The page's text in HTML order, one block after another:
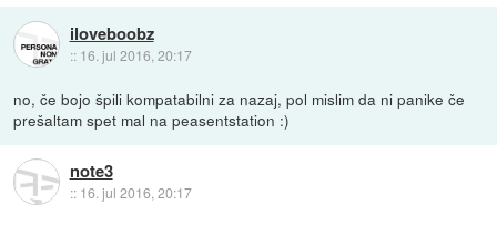
iloveboobz
:: 16. jul 2016, 20:17
no, če bojo špili kompatabilni za nazaj, pol mislim da ni panike če
prešaltam spet mal na peasentstation :)
note3
:: 16. jul 2016, 20:17